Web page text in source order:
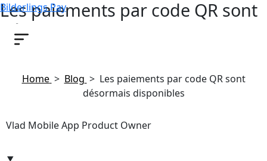
Bilderlings Pay
Les paiements par code QR sont
désormais disponibles
Home > Blog > Les paiements par code QR sont
désormais disponibles
Vlad Mobile App Product Owner